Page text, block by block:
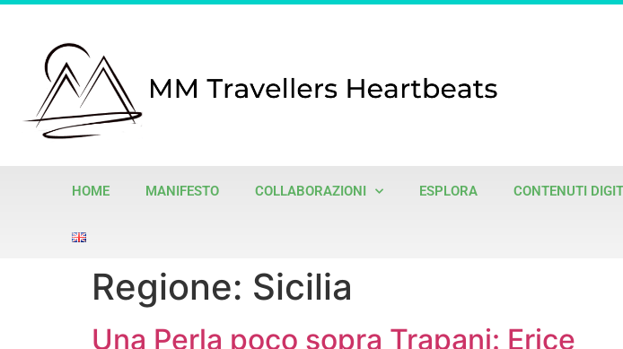
HOME MANIFESTO COLLABORAZIONI ESPLORA CONTENUTI
Regione: Sicilia
Una Perla poco sopra Trapani: Erice